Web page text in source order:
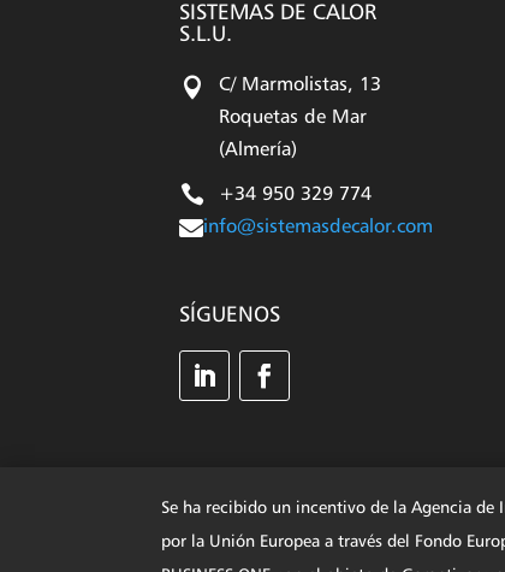
SISTEMAS DE CALOR
S.L.U.

C/ Marmolistas, 13
Roquetas de Mar
(Almería)
 +34 950 329 774
info@sistemasdecalor.com
SÍGUENOS
Se ha recibido un incentivo de la Agencia
por la Unión Europea a través del Fondo